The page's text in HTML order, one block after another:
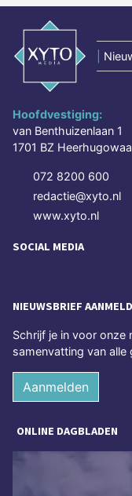
Hoofdvestiging:
van Benthuizenlaan 1
1701 BZ
072 8200 600
redactie@xyto.nl
www.xyto.nl
SOCIAL MEDIA
NIEUWSBRIEF
Schrijf je in voor onze
samenvatting van alle
Aanmelden
ONLINE DAGBLADEN